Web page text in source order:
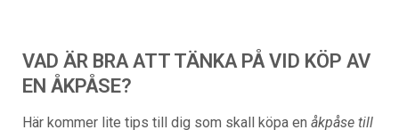
VAD ÄR BRA ATT TÄNKA PÅ VID KÖP AV
EN ÅKPÅSE?
Här kommer lite tips till dig som skall köpa en åkpåse till